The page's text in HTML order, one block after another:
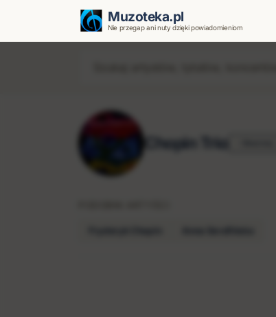
Muzoteka.pl
Nie przegap ani nuty dzięki powiadomieniom
Chopin Trio